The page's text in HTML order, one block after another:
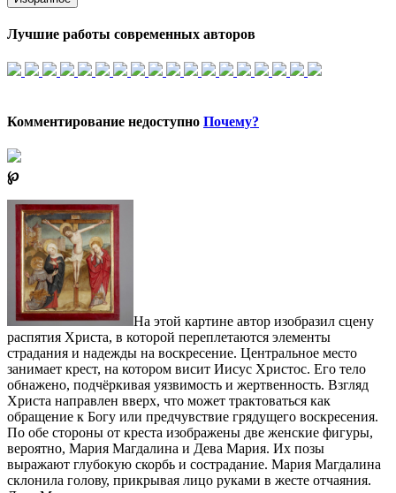
Лучшие работы современных авторов
Комментирование недоступно Почему?
℘
На этой картине автор изобразил сцену
распятия Христа, в которой переплетаются элементы
страдания и надежды на воскресение. Центральное место
занимает крест, на котором висит Иисус Христос. Его тело
обнажено, подчёркивая уязвимость и жертвенность. Взгляд
Христа направлен вверх, что может трактоваться как
обращение к Богу или предчувствие грядущего воскресения.
По обе стороны от креста изображены две женские фигуры,
вероятно, Мария Магдалина и Дева Мария. Их позы
выражают глубокую скорбь и сострадание. Мария Магдалина
склонила голову, прикрывая лицо руками в жесте отчаяния.